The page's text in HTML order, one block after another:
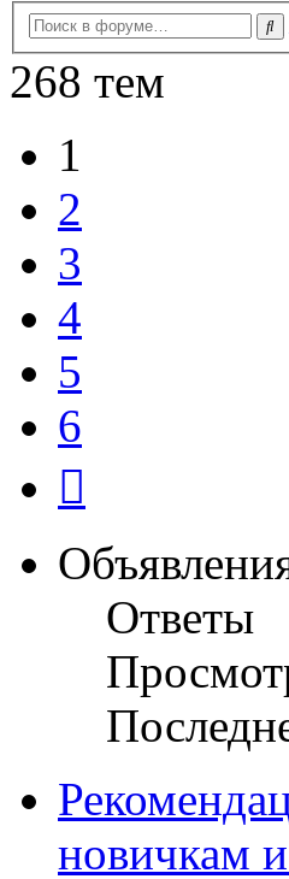
268 тем
1
2
3
4
5
6
Ответы
новичкам